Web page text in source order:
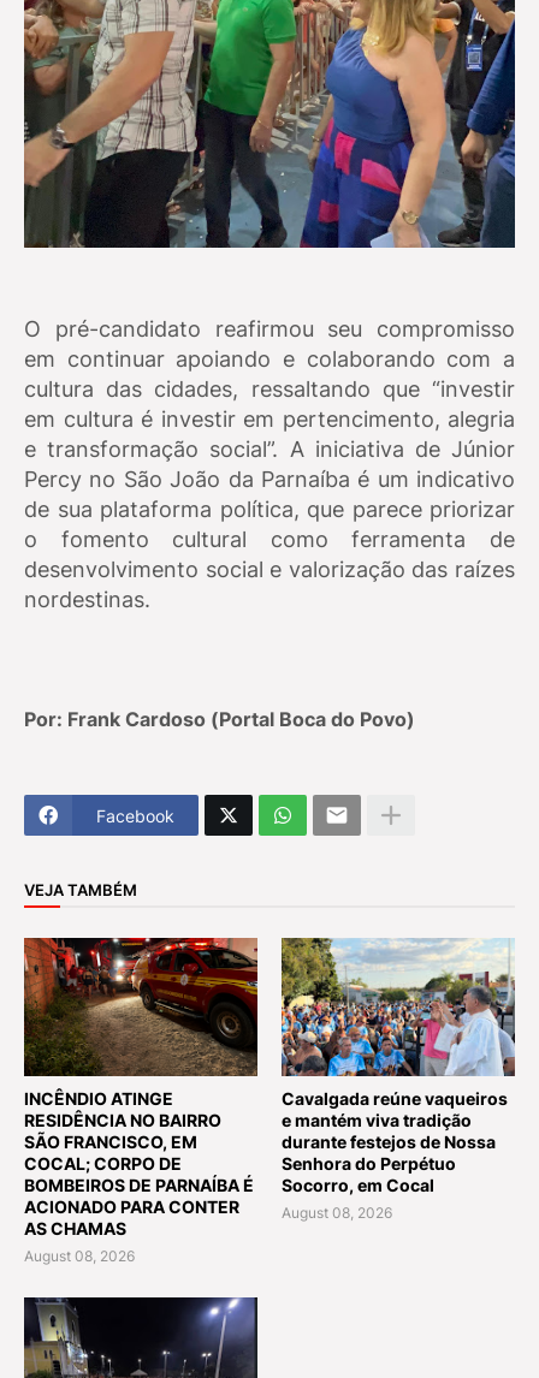
O pré-candidato reafirmou seu compromisso
em continuar apoiando e colaborando com a
cultura das cidades, ressaltando que “investir
em cultura é investir em pertencimento, alegria
e transformação social”. A iniciativa de Júnior
Percy no São João da Parnaíba é um indicativo
de sua plataforma política, que parece priorizar
o fomento cultural como ferramenta de
desenvolvimento social e valorização das raízes
nordestinas.
Por: Frank Cardoso (Portal Boca do Povo)
Facebook
VEJA TAMBÉM
INCÊNDIO ATINGE
RESIDÊNCIA NO BAIRRO
SÃO FRANCISCO, EM
COCAL; CORPO DE
BOMBEIROS DE PARNAÍBA É
ACIONADO PARA CONTER
AS CHAMAS
August 08, 2026
Cavalgada reúne vaqueiros
e mantém viva tradição
durante festejos de Nossa
Senhora do Perpétuo
Socorro, em Cocal
August 08, 2026